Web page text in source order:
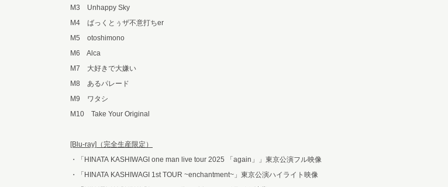
M3 Unhappy Sky
M4 ばっくとぅザ不意打ちer
M5 otoshimono
M6 Alca
M7 大好きで大嫌い
M8 あるパレード
M9 ワタシ
M10 Take Your Original
[Blu-ray] （完全生産限定）
・「HINATA KASHIWAGI one man live tour 2025 「again」」東京公演フル映像
・「HINATA KASHIWAGI 1st TOUR ~enchantment~」東京公演ハイライト映像